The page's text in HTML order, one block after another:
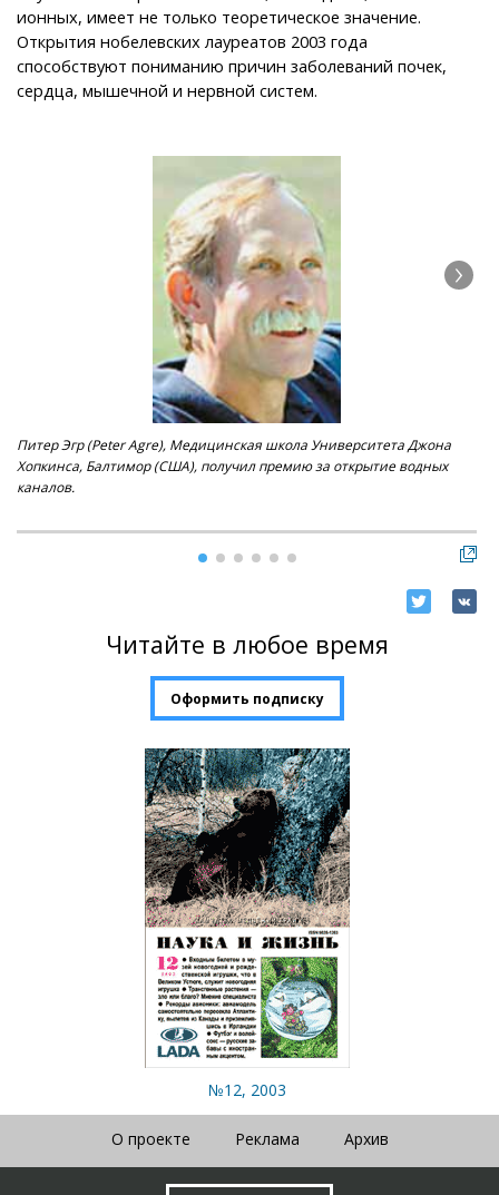
ионных, имеет не только теоретическое значение.
Открытия нобелевских лауреатов 2003 года
способствуют пониманию причин заболеваний почек,
сердца, мышечной и нервной систем.
Питер Эгр (Peter Agre), Медицинская школа Университета Джона
Хопкинса, Балтимор (США), получил премию за открытие водных
каналов.
Читайте в любое время
Оформить подписку
№12, 2003
О проекте Реклама Архив